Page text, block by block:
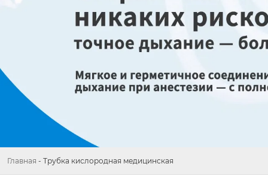
Главная - Трубка кислородная медицинская